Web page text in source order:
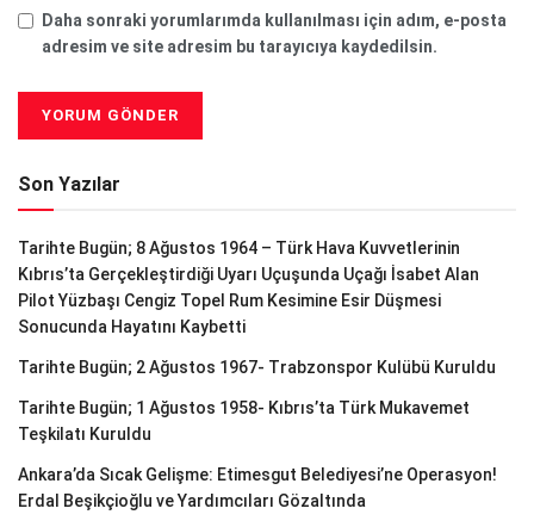
Daha sonraki yorumlarımda kullanılması için adım, e-posta
adresim ve site adresim bu tarayıcıya kaydedilsin.
Son Yazılar
Tarihte Bugün; 8 Ağustos 1964 – Türk Hava Kuvvetlerinin
Kıbrıs’ta Gerçekleştirdiği Uyarı Uçuşunda Uçağı İsabet Alan
Pilot Yüzbaşı Cengiz Topel Rum Kesimine Esir Düşmesi
Sonucunda Hayatını Kaybetti
Tarihte Bugün; 2 Ağustos 1967- Trabzonspor Kulübü Kuruldu
Tarihte Bugün; 1 Ağustos 1958- Kıbrıs’ta Türk Mukavemet
Teşkilatı Kuruldu
Ankara’da Sıcak Gelişme: Etimesgut Belediyesi’ne Operasyon!
Erdal Beşikçioğlu ve Yardımcıları Gözaltında